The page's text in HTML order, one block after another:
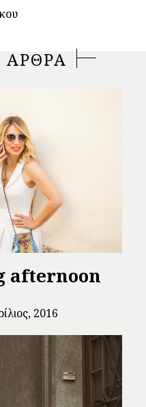
ΑΡΘΡΑ
afternoon
2016